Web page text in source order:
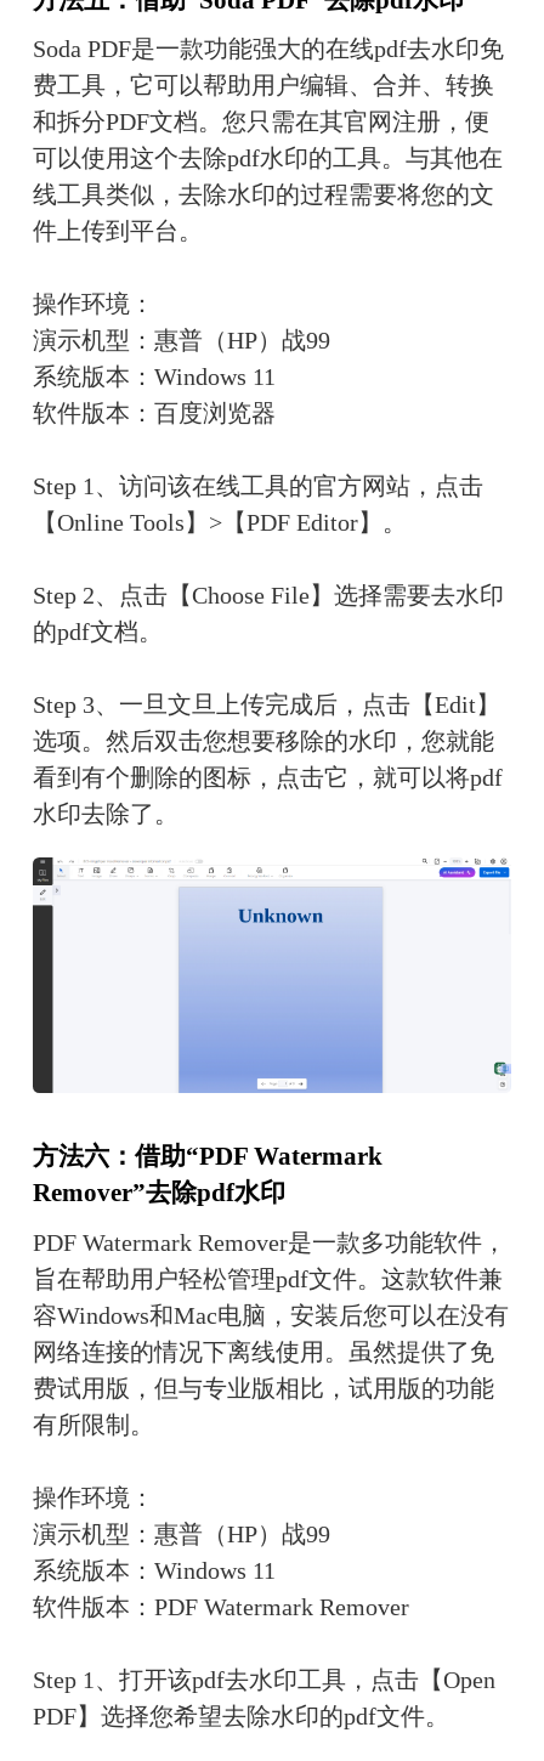
Soda PDF是一款功能强大的在线pdf去水印免
费工具，它可以帮助用户编辑、合并、转换
和拆分PDF文档。您只需在其官网注册，便
可以使用这个去除pdf水印的工具。与其他在
线工具类似，去除水印的过程需要将您的文
件上传到平台。
操作环境：
演示机型：惠普（HP）战99
系统版本：Windows 11
软件版本：百度浏览器
Step 1、访问该在线工具的官方网站，点击
【Online Tools】>【PDF Editor】。
Step 2、点击【Choose File】选择需要去水印
的pdf文档。
Step 3、一旦文旦上传完成后，点击【Edit】
选项。然后双击您想要移除的水印，您就能
看到有个删除的图标，点击它，就可以将pdf
水印去除了。
方法六：借助“PDF Watermark
Remover”去除pdf水印
PDF Watermark Remover是一款多功能软件，
旨在帮助用户轻松管理pdf文件。这款软件兼
容Windows和Mac电脑，安装后您可以在没有
网络连接的情况下离线使用。虽然提供了免
费试用版，但与专业版相比，试用版的功能
有所限制。
操作环境：
演示机型：惠普（HP）战99
系统版本：Windows 11
软件版本：PDF Watermark Remover
Step 1、打开该pdf去水印工具，点击【Open
PDF】选择您希望去除水印的pdf文件。